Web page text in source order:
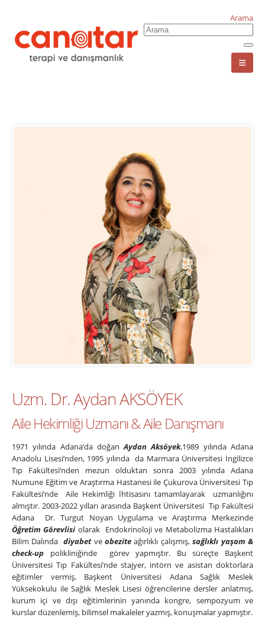
Arama
Uzm. Dr. Aydan AKSÖYEK
Aile Hekimliği Uzmanı & Aile Danışmanı
1971 yılında Adana’da doğanAydan Aksöyek,1989 yılında Adana
Anadolu Lisesi’nden, 1995 yılında da Marmara Üniversitesi İngilizce
Tıp Fakültesi’nden mezun olduktan sonra 2003 yılında Adana
Numune Eğitim ve Araştırma Hastanesi ile Çukurova Üniversitesi Tıp
Fakültesi’nde Aile Hekimliği İhtisasını tamamlayarak uzmanlığını
almıştır. 2003-2022 yılları arasında Başkent Üniversitesi Tıp Fakültesi
Adana Dr. Turgut Noyan Uygulama ve Araştırma Merkezinde
Öğretim Görevlisi olarak Endokrinoloji ve Metabolizma Hastalıkları
Bilim Dalındadiyabetveobezite ağırlıklı çalışmış,sağlıklı yaşam &
check-up polikliniğinde görev yapmıştır. Bu süreçte Başkent
Üniversitesi Tıp Fakültesi’nde stajyer, intörn ve asistan doktorlara
eğitimler vermiş, Başkent Üniversitesi Adana Sağlık Meslek
Yüksekokulu ile Sağlık Meslek Lisesi öğrencilerine dersler anlatmış,
kurum içi ve dışı eğitimlerinin yanında kongre, sempozyum ve
kurslar düzenlemiş, bilimsel makaleler yazmış, konuşmalar yapmıştır.